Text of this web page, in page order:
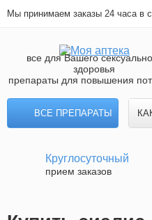
Мы принимаем заказы 24 часа в
все для Вашего
здоровья
препараты для повышения
ВСЕ ПРЕПАРАТЫ
Круглосуточный
прием заказов